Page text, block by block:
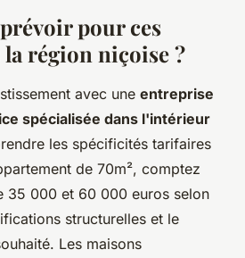
pour ces
région niçoise ?
avec une entreprise
spécialisée dans l'intérieur
les spécificités tarifaires
de 70m², comptez
35 000 et 60 000 euros selon
structurelles et le
Les maisons